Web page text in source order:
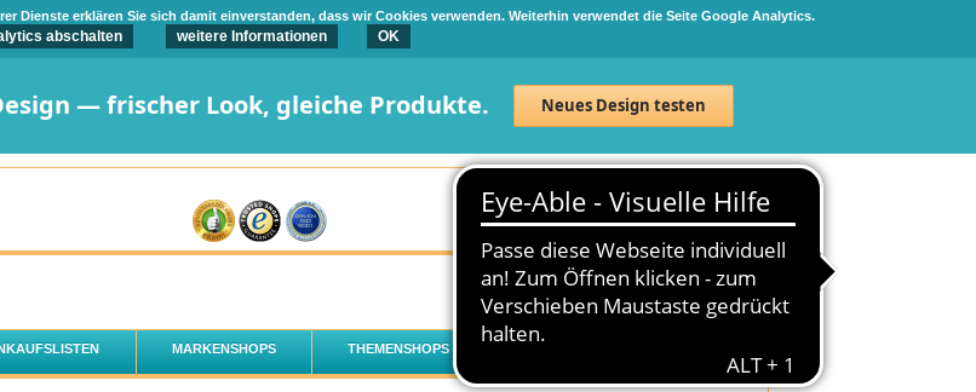
Dienste erklären Sie sich damit einverstanden, dass wir Cookies verwenden. Weiterhin verwendet die Seite Google Analytics.
abschalten weitere Informationen OK
— frischer Look, gleiche Produkte. Neues Design testen
Neuanmeldung Anmelden
0 Artikel 0,00 €
MARKENSHOPS THEMENSHOPS